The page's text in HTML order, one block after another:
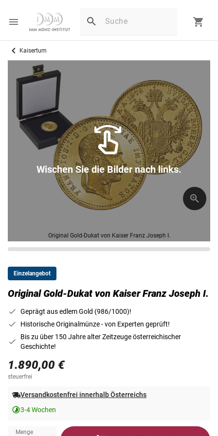
Kaisertum
Original Gold-Dukat von Kaiser Franz Joseph I.
Wischen Sie die Bilder nach links.
Einzelangebot
Original Gold-Dukat von Kaiser Franz Joseph I.
Geprägt aus edlem Gold (986/1000)!
Historische Originalmünze - von Experten geprüft!
Bis zu über 150 Jahre alter Zeitzeuge österreichischer
Geschichte!
1.890,00 €
steuerfrei
Versandkostenfrei innerhalb Österreichs
3-4 Wochen
Menge